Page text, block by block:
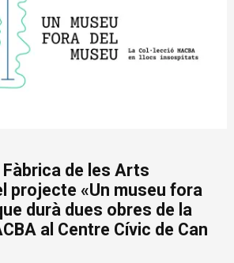
de les Arts
projecte «Un museu fora
durà dues obres de la
al Centre Cívic de Can